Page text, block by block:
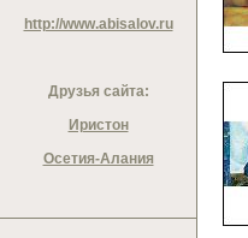
http://www.abisalov.ru
Друзья сайта:
Иристон
Осетия-Алания